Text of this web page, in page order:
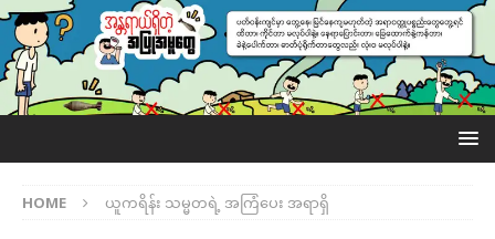
HOME ယူကရိန်း သမ္မတရဲ့ အကြံပေး အရာရှိ